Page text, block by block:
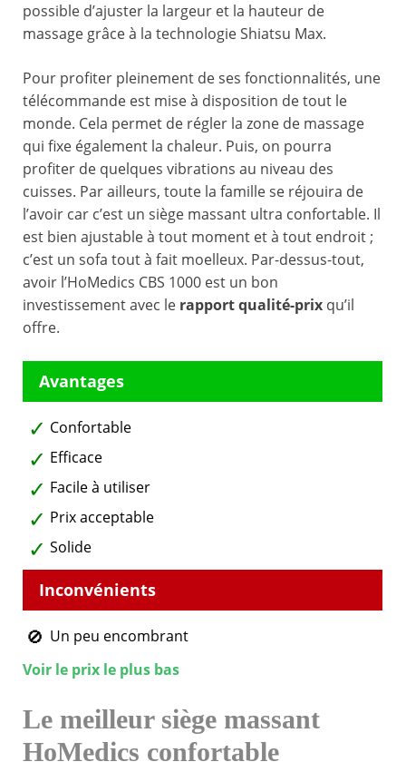
possible d’ajuster la largeur et la hauteur de
massage grâce à la technologie Shiatsu Max.
Pour profiter pleinement de ses fonctionnalités, une
télécommande est mise à disposition de tout le
monde. Cela permet de régler la zone de massage
qui fixe également la chaleur. Puis, on pourra
profiter de quelques vibrations au niveau des
cuisses. Par ailleurs, toute la famille se réjouira de
l’avoir car c’est un siège massant ultra confortable. Il
est bien ajustable à tout moment et à tout endroit ;
c’est un sofa tout à fait moelleux. Par-dessus-tout,
avoir l’HoMedics CBS 1000 est un bon
investissement avec le rapport qualité-prix qu’il
offre.
Confortable
Efficace
Facile à utiliser
Prix acceptable
Solide
Un peu encombrant
Voir le prix le plus bas
Le meilleur siège massant
HoMedics confortable